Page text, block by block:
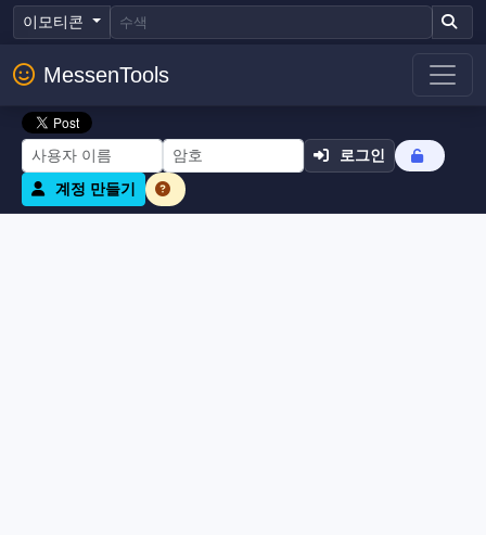
이모티콘
MessenTools
로그인
계정 만들기